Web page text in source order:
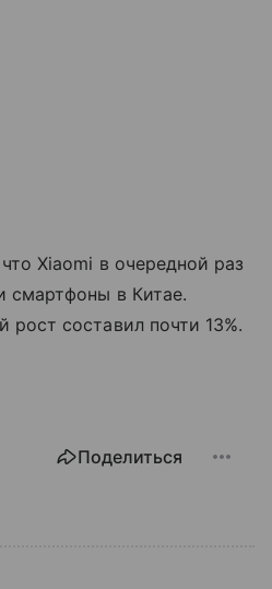
что Xiaomi в очередной раз
смартфоны в Китае.
рост составил почти 13%.
Поделиться